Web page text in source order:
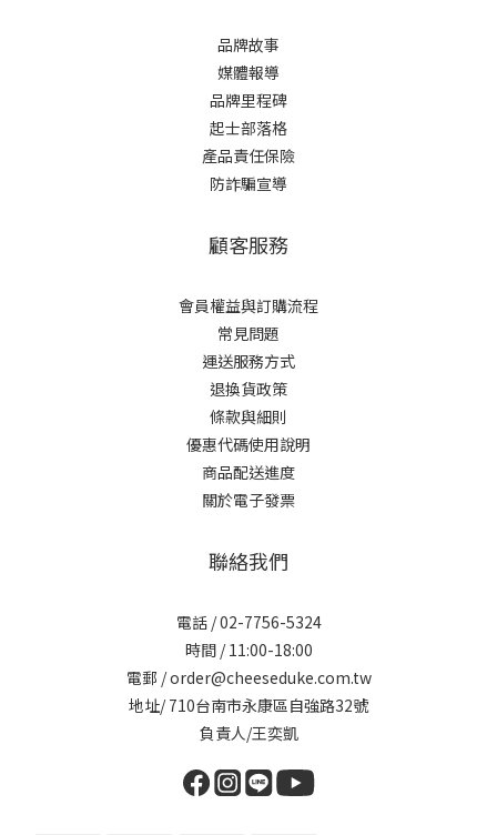
品牌故事
媒體報導
品牌里程碑
起士部落格
產品責任保險
防詐騙宣導
顧客服務
會員權益與訂購流程
常見問題
運送服務方式
退換貨政策
條款與細則
優惠代碼使用說明
商品配送進度
關於電子發票
聯絡我們
電話 / 02-7756-5324
時間 / 11:00-18:00
電郵 / order@cheeseduke.com.tw
地址/ 710台南市永康區自強路32號
負責人/王奕凱